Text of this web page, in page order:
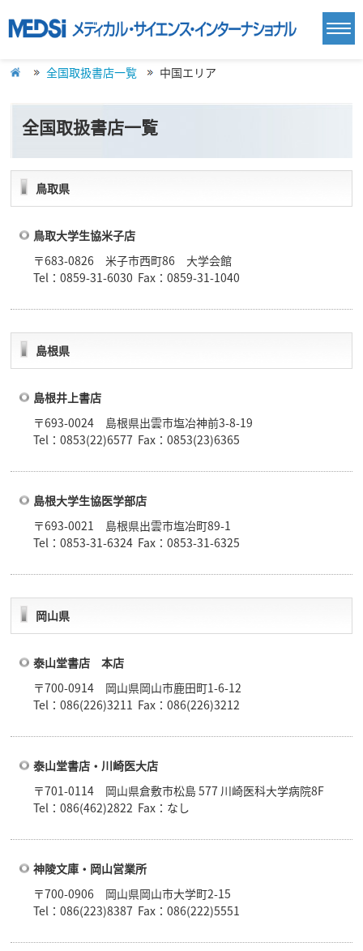
全国取扱書店一覧
全国取扱書店一覧 中国エリア
鳥取県
鳥取大学生協米子店
〒683-0826 米子市西町86 大学会館
Tel：0859-31-6030 Fax：0859-31-1040
島根県
島根井上書店
〒693-0024 島根県出雲市塩冶神前3-8-19
Tel：0853(22)6577 Fax：0853(23)6365
島根大学生協医学部店
〒693-0021 島根県出雲市塩冶町89-1
Tel：0853-31-6324 Fax：0853-31-6325
岡山県
泰山堂書店 本店
〒700-0914 岡山県岡山市鹿田町1-6-12
Tel：086(226)3211 Fax：086(226)3212
泰山堂書店・川崎医大店
〒701-0114 岡山県倉敷市松島 577 川崎医科大学病院8F
Tel：086(462)2822 Fax：なし
神陵文庫・岡山営業所
〒700-0906 岡山県岡山市大学町2-15
Tel：086(223)8387 Fax：086(222)5551